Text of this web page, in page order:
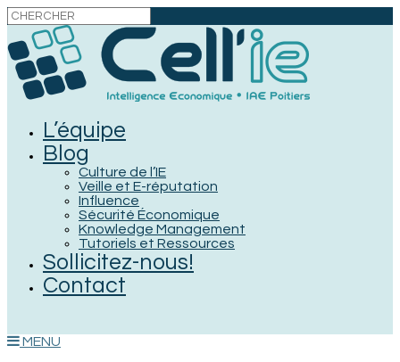
L’équipe
Blog
Culture de l’IE
Veille et E-réputation
Influence
Sécurité Économique
Knowledge Management
Tutoriels et Ressources
Sollicitez-nous!
Contact
MENU